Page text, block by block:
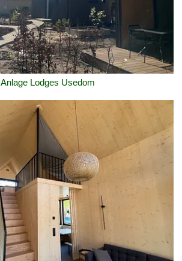
Anlage Lodges Usedom